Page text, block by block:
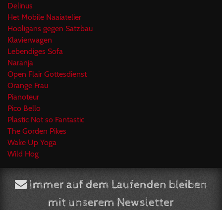
Delinus
Het Mobile Naaiatelier
Hooligans gegen Satzbau
Klavierwagen
Lebendiges Sofa
Naranja
Open Flair Gottesdienst
Orange Frau
Pianoteur
Pico Bello
Plastic Not so Fantastic
The Gorden Pikes
Wake Up Yoga
Wild Hog
Immer auf dem Laufenden bleiben
mit unserem Newsletter